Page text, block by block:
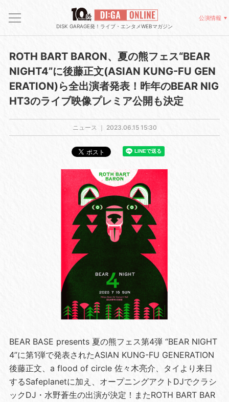
DISK GARAGE発！ライブ・エンタメWEBマガジン
公演情報
ROTH BART BARON、夏の熊フェス“BEAR
NIGHT4”に後藤正文(ASIAN KUNG-FU GEN
ERATION)ら全出演者発表！昨年のBEAR NIG
HT3のライブ映像プレミア公開も決定
ニュース ｜ 2023.06.15 15:30
BEAR BASE presents 夏の熊フェス第4弾 “BEAR NIGHT
4”に第1弾で発表されたASIAN KUNG-FU GENERATION
後藤正文、a flood of circle 佐々木亮介、タイより来日
するSafeplanetに加え、オープニングアクトDJでクラシ
ックDJ・水野蒼生の出演が決定！またROTH BART BAR